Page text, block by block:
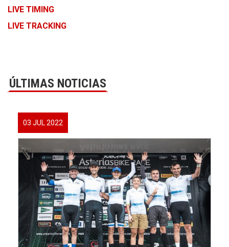
LIVE TIMING
LIVE TRACKING
ÚLTIMAS NOTICIAS
03 JUL 2022